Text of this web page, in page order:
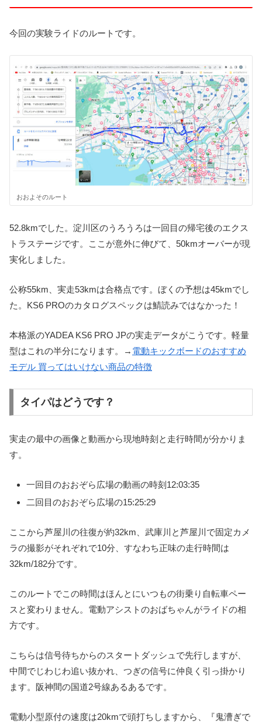
今回の実験ライドのルートです。
おおよそのルート
52.8kmでした。淀川区のうろうろは一回目の帰宅後のエクス
トラステージです。ここが意外に伸びて、50kmオーバーが現
実化しました。
公称55km、実走53kmは合格点です。ぼくの予想は45kmでし
た。KS6 PROのカタログスペックは鯖読みではなかった！
本格派のYADEA KS6 PRO JPの実走データがこうです。軽量
型はこれの半分になります。→ 電動キックボードのおすすめ
モデル 買ってはいけない商品の特徴
タイパはどうです？
実走の最中の画像と動画から現地時刻と走行時間が分かりま
す。
一回目のおおぞら広場の動画の時刻12:03:35
二回目のおおぞら広場の15:25:29
ここから芦屋川の往復が約32km、武庫川と芦屋川で固定カメ
ラの撮影がそれぞれで10分、すなわち正味の走行時間は
32km/182分です。
このルートでこの時間はほんとにいつもの街乗り自転車ペー
スと変わりません。電動アシストのおばちゃんがライドの相
方です。
こちらは信号待ちからのスタートダッシュで先行しますが、
中間でじわじわ追い抜かれ、つぎの信号に仲良く引っ掛かり
ます。阪神間の国道2号線あるあるです。
電動小型原付の速度は20kmで頭打ちしますから、『鬼漕ぎで